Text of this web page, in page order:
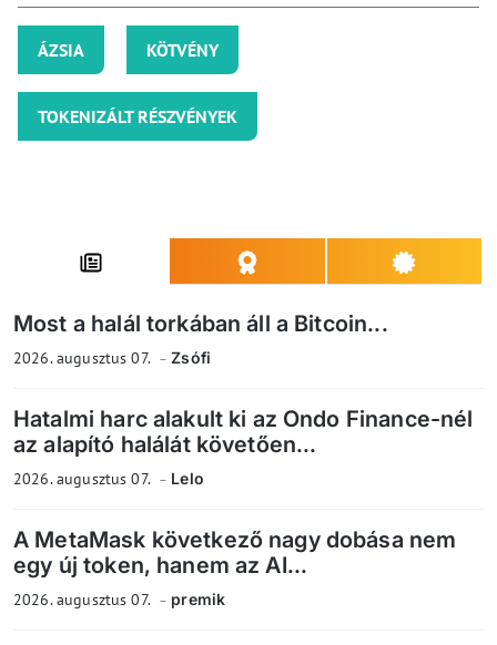
ÁZSIA KÖTVÉNY
TOKENIZÁLT RÉSZVÉNYEK
Most a halál torkában áll a Bitcoin...
2026. augusztus 07. Zsófi
Hatalmi harc alakult ki az Ondo Finance-nél
az alapító halálát követően...
2026. augusztus 07. Lelo
A MetaMask következő nagy dobása nem
egy új token, hanem az AI...
2026. augusztus 07. premik